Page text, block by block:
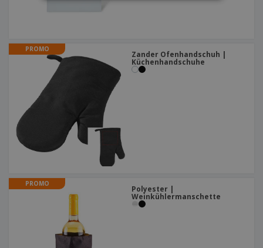
PROMO
Zander Ofenhandschuh |
Küchenhandschuhe
PROMO
Polyester |
Weinkühlermanschette